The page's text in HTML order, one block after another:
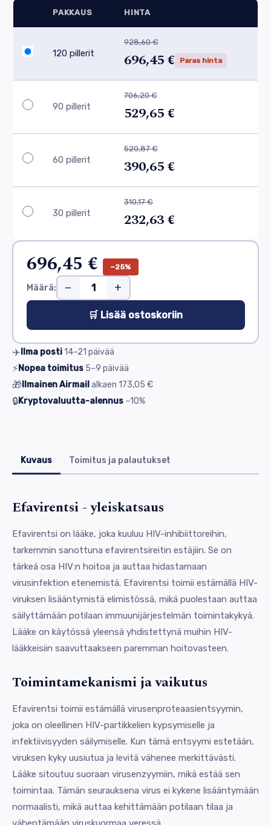
PAKKAUS HINTA
120 pillerit
928,60 €
696,45 € Paras hinta
90 pillerit
706,20 €
529,65 €
60 pillerit
520,87 €
390,65 €
30 pillerit
310,17 €
232,63 €
696,45 € −25%
Määrä: − +
🛒 Lisää ostoskoriin
✈️Ilma posti14–21 päivää
⚡Nopea toimitus 5–9 päivää
🎁Ilmainen Airmailalkaen 173,05 €
🔒Kryptovaluutta-alennus −10%
Kuvaus Toimitus ja palautukset
Efavirentsi - yleiskatsaus
Efavirentsi on lääke, joka kuuluu HIV-inhibiittoreihin,
tarkemmin sanottuna efavirentsireitin estäjiin. Se on
tärkeä osa HIV:n hoitoa ja auttaa hidastamaan
virusinfektion etenemistä. Efavirentsi toimii estämällä HIV-
viruksen lisääntymistä elimistössä, mikä puolestaan auttaa
säilyttämään potilaan immuunijärjestelmän toimintakykyä.
Lääke on käytössä yleensä yhdistettynä muihin HIV-
lääkkeisiin saavuttaakseen paremman hoitovasteen.
Toimintamekanismi ja vaikutus
Efavirentsi toimii estämällä virusenproteaasientsyymin,
joka on oleellinen HIV-partikkelien kypsymiselle ja
infektiivisyyden säilymiselle. Kun tämä entsyymi estetään,
viruksen kyky uusiutua ja levitä vähenee merkittävästi.
Lääke sitoutuu suoraan virusenzyymiin, mikä estää sen
toimintaa. Tämän seurauksena virus ei kykene lisääntymään
normaalisti, mikä auttaa kehittämään potilaan tilaa ja